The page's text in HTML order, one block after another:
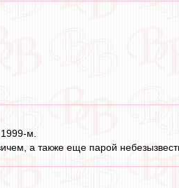
м.
а также еще парой